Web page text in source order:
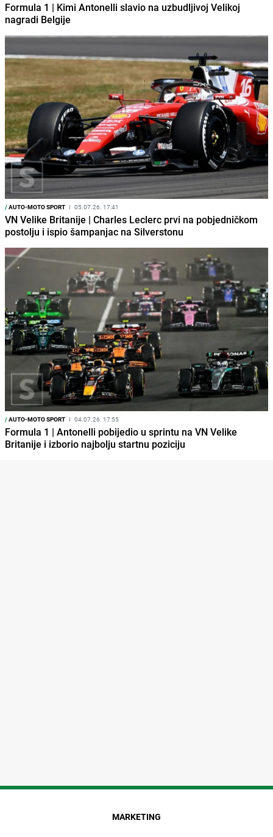
Formula 1 | Kimi Antonelli slavio na uzbudljivoj Velikoj
nagradi Belgije
/AUTO-MOTO SPORT I 05.07.26. 17:41
VN Velike Britanije | Charles Leclerc prvi na pobjedničkom
postolju i ispio šampanjac na Silverstonu
/AUTO-MOTO SPORT I 04.07.26. 17:55
Formula 1 | Antonelli pobijedio u sprintu na VN Velike
Britanije i izborio najbolju startnu poziciju
MARKETING